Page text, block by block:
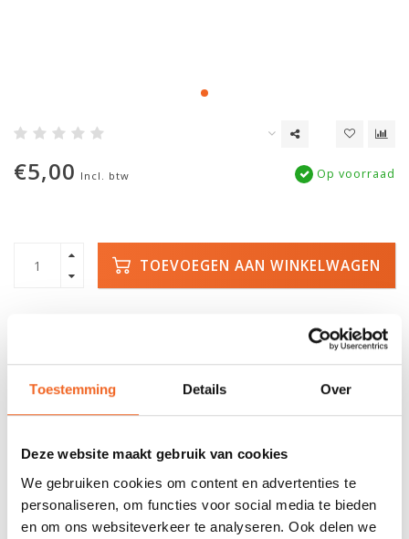
Toestemming Details Over
Deze website maakt gebruik van cookies
We gebruiken cookies om content en advertenties te
personaliseren, om functies voor social media te bieden
en om ons websiteverkeer te analyseren. Ook delen we
€5,00 Incl. btw Op voorraad
TOEVOEGEN AAN WINKELWAGEN
VOORRAAD
Duizenden kano's op
voorraad
locatie
INFORMATIE